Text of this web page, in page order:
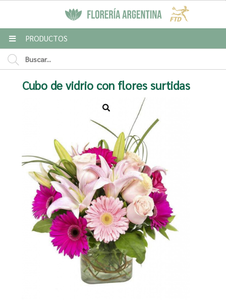
Enviar a email
MI COMPRA
PRODUCTOS
Cubo de vidrio con flores surtidas